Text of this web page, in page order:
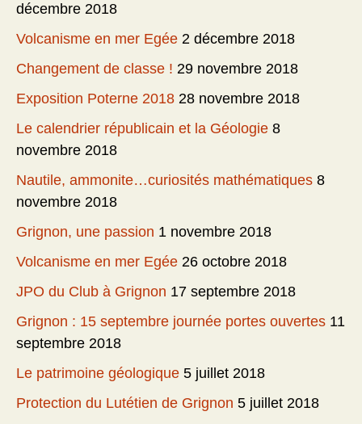
décembre 2018
Volcanisme en mer Egée 2 décembre 2018
Changement de classe ! 29 novembre 2018
Exposition Poterne 2018 28 novembre 2018
Le calendrier républicain et la Géologie 8
novembre 2018
Nautile, ammonite…curiosités mathématiques 8
novembre 2018
Grignon, une passion 1 novembre 2018
Volcanisme en mer Egée 26 octobre 2018
JPO du Club à Grignon 17 septembre 2018
Grignon : 15 septembre journée portes ouvertes 11
septembre 2018
Le patrimoine géologique 5 juillet 2018
Protection du Lutétien de Grignon 5 juillet 2018